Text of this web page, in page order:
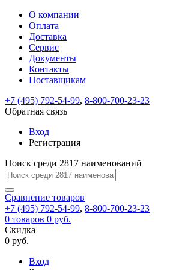
ВходРегистрация
Только
test@example.com
отправлена
по
ней
для
регистрации.
Ок
Только
Запомнить
меня
Забыли
Восстановление
пароля
Заполните
форму.
Мы
отправим
ссылку
на
указанный
электронный
адрес,
перейдя
по
которой
вы
новый
На
вашу
test@test.ru
отправлена
ссылка.
Перейдите
по
для
смены
пароля.
Введите
новый
пароль
Сменить
Пароль
успешно
Войти
Обратная
связь
Сообщение
пользовательского
соглашения
Ваше
сообщение
успешно
О компании
Оплата
Доставка
Сервис
Документы
Контакты
Поставщикам
+7 (495) 792-54-99, 8-800-700-23-23
Обратная связь
Вход
Регистрация
Поиск среди 2817 наименований
Сравнение товаров
+7 (495) 792-54-99, 8-800-700-23-23
0 товаров 0 руб.
Скидка
0 руб.
Вход